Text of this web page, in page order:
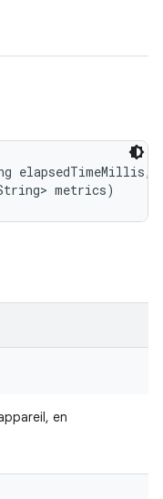
elapsedTimeMillis,
metrics)
en